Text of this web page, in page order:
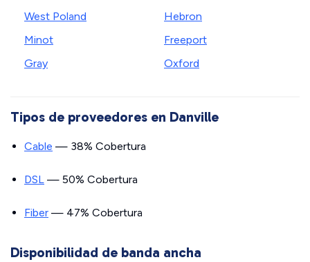
West Poland
Minot
Gray
Hebron
Freeport
Oxford
Tipos de proveedores en Danville
Cable — 38% Cobertura
DSL — 50% Cobertura
Fiber — 47% Cobertura
Disponibilidad de banda ancha